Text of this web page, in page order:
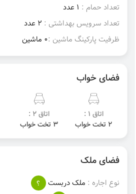
تعداد حمام : 1 عدد
تعداد سرویس بهداشتی : 2 عدد
ظرفیت پارکینگ ماشین :0 ماشین
فضای خواب
اتاق 1 :
2 تخت خواب
اتاق 2 :
3 تخت خواب
فضای ملک
نوع اجاره : ملک دربست
؟